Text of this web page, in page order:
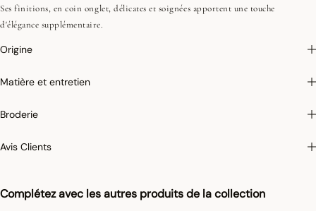
Complétez avec les autres produits de la collection
Ses finitions, en coin onglet, délicates et soignées apportent une touche
d'élégance supplémentaire.
Origine
Matière et entretien
Broderie
Avis Clients